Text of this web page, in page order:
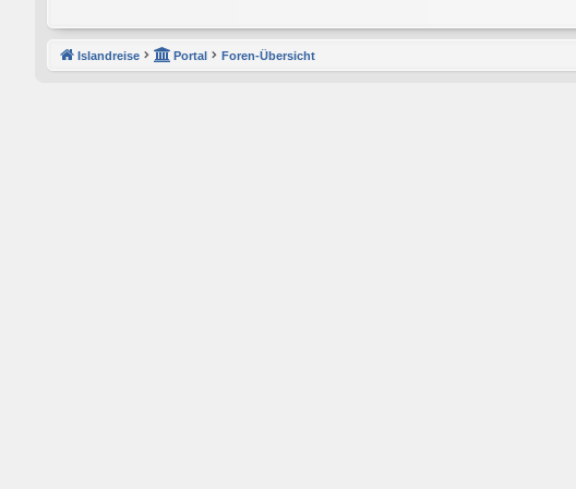
Islandreise Portal Foren-Übersicht